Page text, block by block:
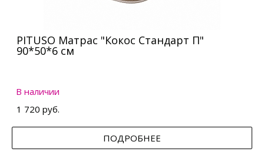
PITUSO Матрас "Кокос Стандарт П"
90*50*6 см
В наличии
1 720 руб.
ПОДРОБНЕЕ